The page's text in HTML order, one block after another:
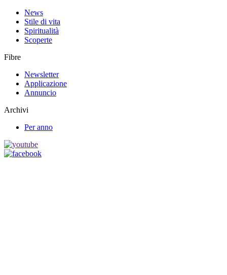
News
Stile di vita
Spiritualità
Scoperte
Fibre
Newsletter
Applicazione
Annuncio
Archivi
Per anno